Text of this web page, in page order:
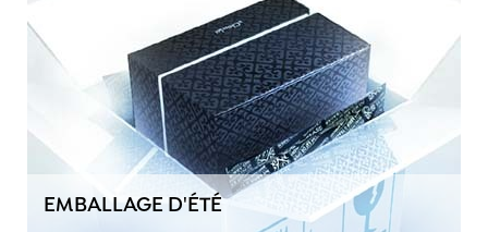
EMBALLAGE D'ÉTÉ